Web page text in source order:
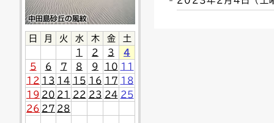
連絡ごみ
ユニバーサルデザイン
日 月 火 水 木 金
土
1
2 3
4
5
6 7 8 9 10 11
12 13 14 15 16 17 18
19 20 21 22 23 24 25
26 27 28